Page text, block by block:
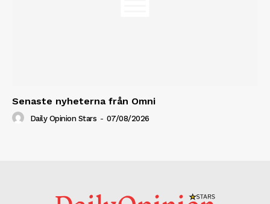
Senaste nyheterna från Omni
Daily Opinion Stars - 07/08/2026